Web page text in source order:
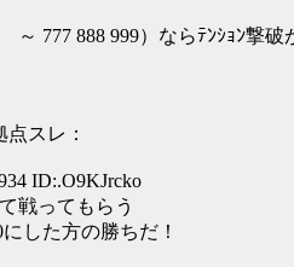
777 888 999）ならﾃﾝｼｮﾝ撃破
スレ：
ID:.O9KJrcko
戦ってもらう
した方の勝ちだ！